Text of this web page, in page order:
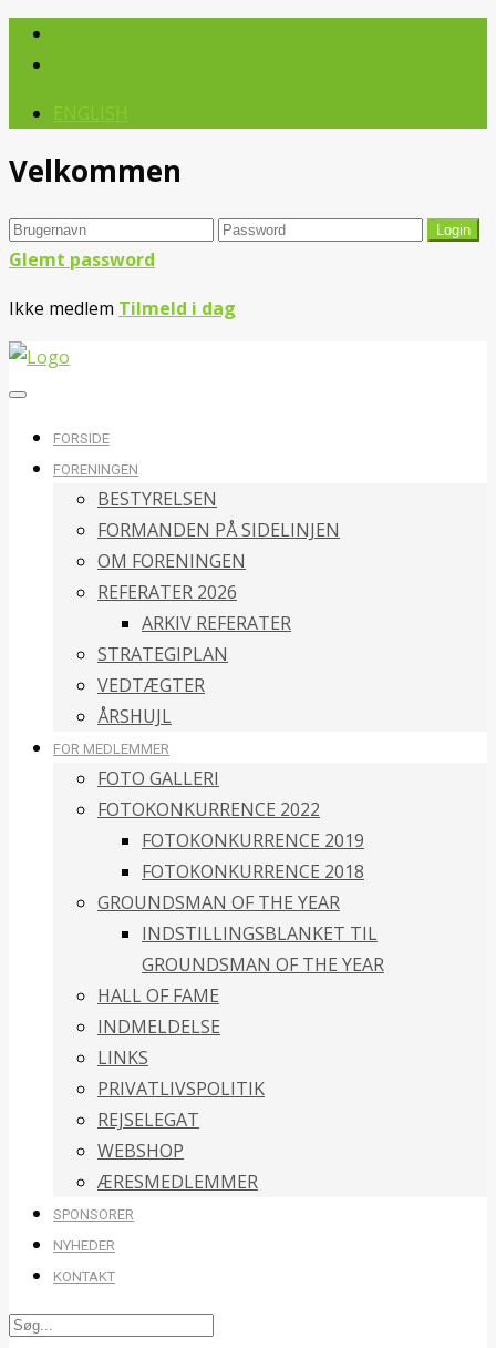
Velkommen
Glemt password
Ikke medlem Tilmeld i dag
FORSIDE
FORENINGEN
BESTYRELSEN
FORMANDEN PÅ SIDELINJEN
OM FORENINGEN
REFERATER 2026
ARKIV REFERATER
STRATEGIPLAN
VEDTÆGTER
ÅRSHUJL
FOR MEDLEMMER
FOTO GALLERI
FOTOKONKURRENCE 2022
FOTOKONKURRENCE 2019
FOTOKONKURRENCE 2018
GROUNDSMAN OF THE YEAR
INDSTILLINGSBLANKET TIL
GROUNDSMAN OF THE YEAR
HALL OF FAME
INDMELDELSE
LINKS
PRIVATLIVSPOLITIK
REJSELEGAT
WEBSHOP
ÆRESMEDLEMMER
SPONSORER
NYHEDER
KONTAKT